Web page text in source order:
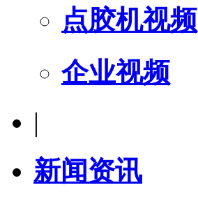
点胶机视频
企业视频
|
新闻资讯